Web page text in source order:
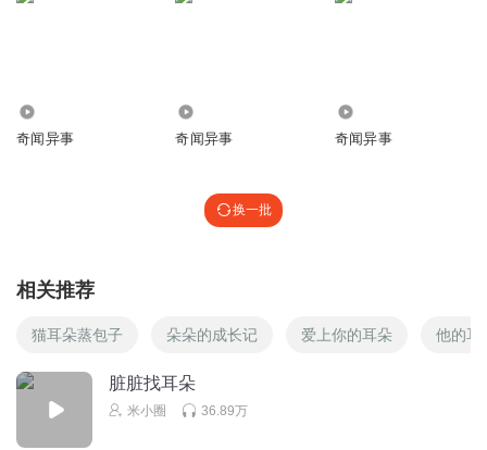
奇闻异事 奇闻异事 奇闻异事
换一批
相关推荐
猫耳朵蒸包子 朵朵的成长记 爱上你的耳朵 他的耳
脏脏找耳朵
米小圈 36.89万